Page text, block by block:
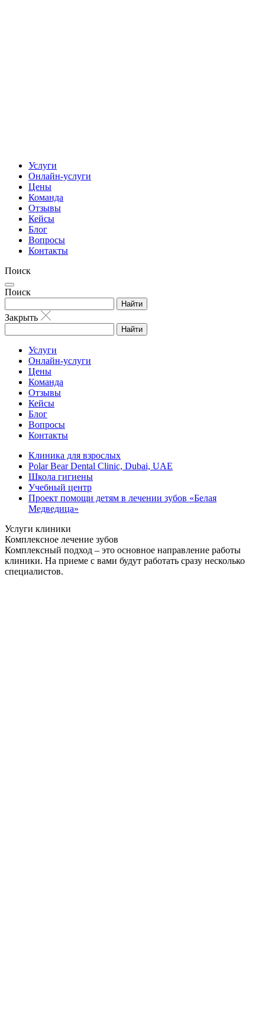
Услуги
Онлайн-услуги
Цены
Команда
Отзывы
Кейсы
Блог
Вопросы
Контакты
Поиск
Поиск
Найти
Закрыть
Найти
Услуги
Онлайн-услуги
Цены
Команда
Отзывы
Кейсы
Блог
Вопросы
Контакты
Клиника для взрослых
Polar Bear Dental Clinic, Dubai, UAE
Школа гигиены
Учебный центр
Проект помощи детям в лечении зубов «Белая
Медведица»
Услуги клиники
Комплексное лечение зубов
Комплексный подход – это основное направление работы
клиники. На приеме с вами будут работать сразу несколько
специалистов.